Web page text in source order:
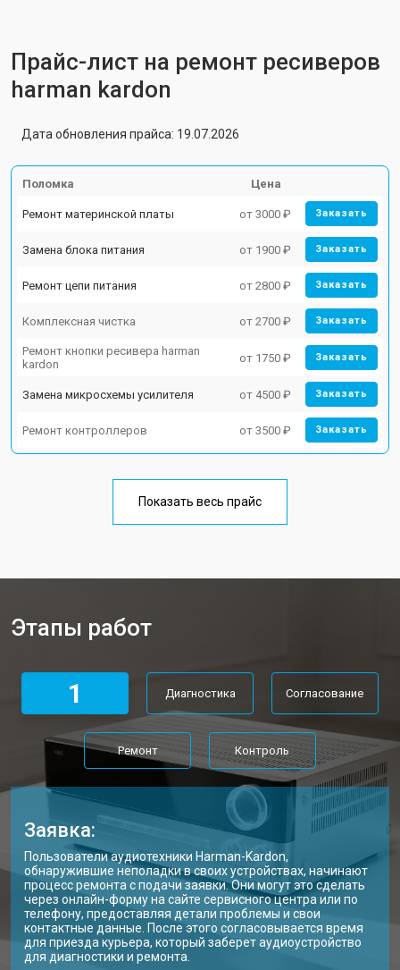
Прайс-лист на ремонт ресиверов
harman kardon
Дата обновления прайса: 19.07.2026
Поломка Цена
Ремонт материнской платы от 3000 ₽ Заказать
Замена блока питания от 1900 ₽ Заказать
Ремонт цепи питания от 2800 ₽ Заказать
Комплексная чистка от 2700 ₽ Заказать
Ремонт кнопки ресивера harman
kardon
от 1750 ₽ Заказать
Замена микросхемы усилителя от 4500 ₽ Заказать
Ремонт контроллеров от 3500 ₽ Заказать
Показать весь прайс
Этапы работ
1 Диагностика Согласование
Ремонт Контроль
Заявка:
Пользователи аудиотехники Harman-Kardon,
обнаружившие неполадки в своих устройствах, начинают
процесс ремонта с подачи заявки. Они могут это сделать
через онлайн-форму на сайте сервисного центра или по
телефону, предоставляя детали проблемы и свои
контактные данные. После этого согласовывается время
для приезда курьера, который заберет аудиоустройство
для диагностики и ремонта.